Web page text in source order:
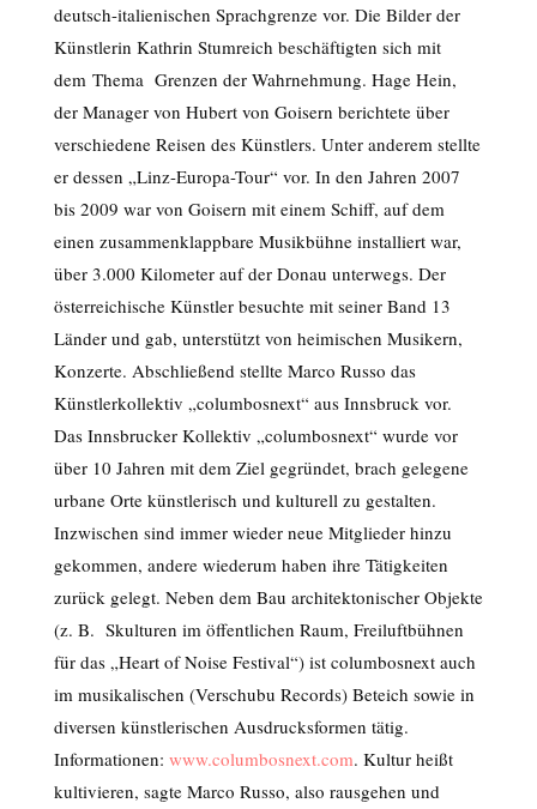
deutsch-italienischen Sprachgrenze vor. Die Bilder der
Künstlerin Kathrin Stumreich beschäftigten sich mit
dem Thema Grenzen der Wahrnehmung. Hage Hein,
der Manager von Hubert von Goisern berichtete über
verschiedene Reisen des Künstlers. Unter anderem stellte
er dessen „Linz-Europa-Tour“ vor. In den Jahren 2007
bis 2009 war von Goisern mit einem Schiff, auf dem
einen zusammenklappbare Musikbühne installiert war,
über 3.000 Kilometer auf der Donau unterwegs. Der
österreichische Künstler besuchte mit seiner Band 13
Länder und gab, unterstützt von heimischen Musikern,
Konzerte. Abschließend stellte Marco Russo das
Künstlerkollektiv „columbosnext“ aus Innsbruck vor.
Das Innsbrucker Kollektiv „columbosnext“ wurde vor
über 10 Jahren mit dem Ziel gegründet, brach gelegene
urbane Orte künstlerisch und kulturell zu gestalten.
Inzwischen sind immer wieder neue Mitglieder hinzu
gekommen, andere wiederum haben ihre Tätigkeiten
zurück gelegt. Neben dem Bau architektonischer Objekte
(z. B. Skulturen im öffentlichen Raum, Freiluftbühnen
für das „Heart of Noise Festival“) ist columbosnext auch
im musikalischen (Verschubu Records) Beteich sowie in
diversen künstlerischen Ausdrucksformen tätig.
Informationen: www.columbosnext.com. Kultur heißt
kultivieren, sagte Marco Russo, also rausgehen und